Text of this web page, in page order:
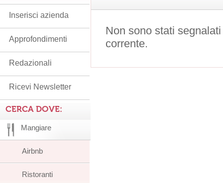
Non sono stati
corrente.
Inserisci azienda
Approfondimenti
Redazionali
Ricevi Newsletter
CERCA DOVE:
Mangiare
Airbnb
Ristoranti